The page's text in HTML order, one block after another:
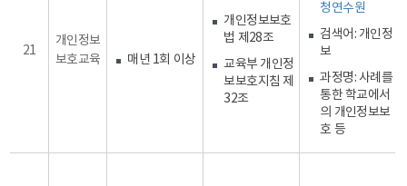
21
개인정보
보호교육
매년 1회 이상
개인정보보호
법 제28조
교육부 개인정
보보호지침 제
32조
청연수원
검색어: 개인정
보
과정명: 사례를
통한 학교에서
의 개인정보보
호 등